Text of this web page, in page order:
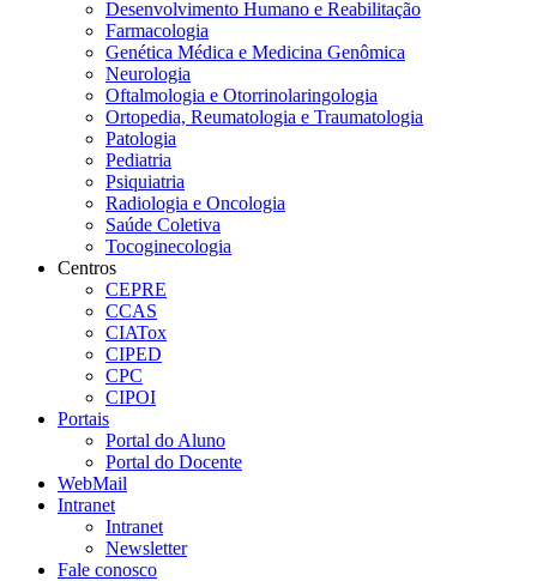
Desenvolvimento Humano e Reabilitação
Farmacologia
Genética Médica e Medicina Genômica
Neurologia
Oftalmologia e Otorrinolaringologia
Ortopedia, Reumatologia e Traumatologia
Patologia
Pediatria
Psiquiatria
Radiologia e Oncologia
Saúde Coletiva
Tocoginecologia
Centros
CEPRE
CCAS
CIATox
CIPED
CPC
CIPOI
Portais
Portal do Aluno
Portal do Docente
WebMail
Intranet
Intranet
Newsletter
Fale conosco